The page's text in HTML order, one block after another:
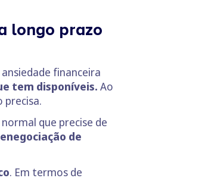
longo prazo
financeira
tem disponíveis. Ao
precisa.
que precise de
de
. Em termos de